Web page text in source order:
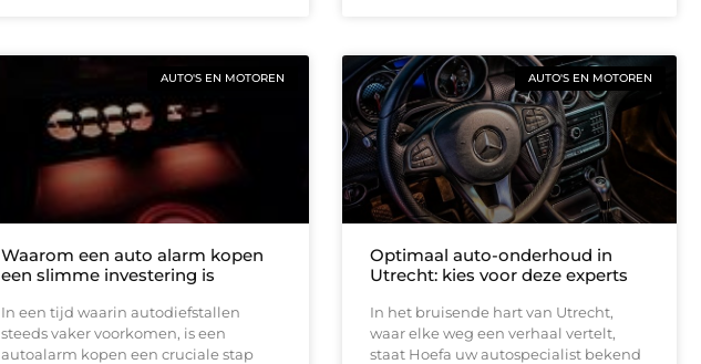
AUTO'S EN MOTOREN
Waarom een auto alarm kopen
een slimme investering is
In een tijd waarin autodiefstallen
steeds vaker voorkomen, is een
autoalarm kopen een cruciale stap
AUTO'S EN MOTOREN
Optimaal auto-onderhoud in
Utrecht: kies voor deze experts
In het bruisende hart van Utrecht,
waar elke weg een verhaal vertelt,
staat Hoefa uw autospecialist bekend